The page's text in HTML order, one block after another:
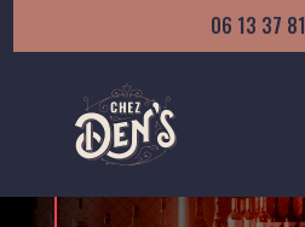
06 13 37